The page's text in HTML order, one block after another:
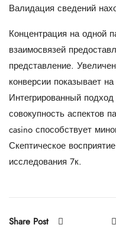
Валидация сведений
Концентрация на одной
взаимосвязей
представление.
конверсии показывает
Интегрированный
совокупность аспектов
casino способствует
Скептическое
исследования 7к.
Share Post